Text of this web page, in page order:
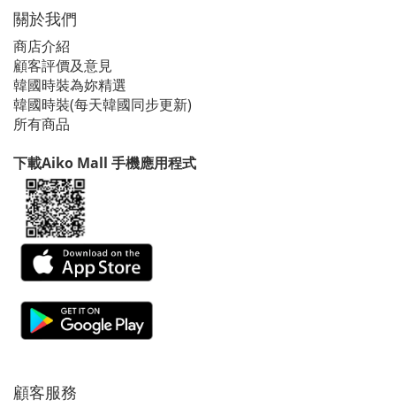
關於我們
商店介紹
顧客評價及意見
韓國時裝為妳精選
韓國時裝(每天韓國同步更新)
所有商品
下載Aiko Mall 手機應用程式
顧客服務